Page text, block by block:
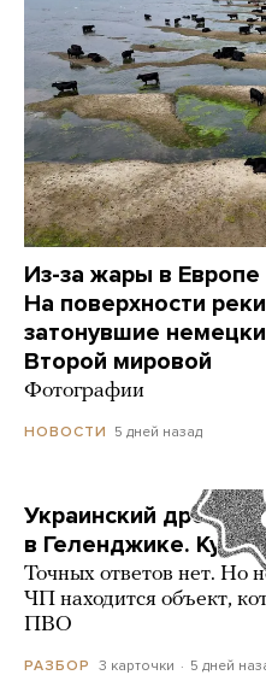
Из-за жары в
На поверхности
затонувшие
Второй мировой
Фотографии
НОВОСТИ 5 дней назад
Украинский дрон
в Геленджике. Куда
Точных ответов нет. Но
ЧП находится объект,
ПВО
РАЗБОР 3 карточки 5 дней